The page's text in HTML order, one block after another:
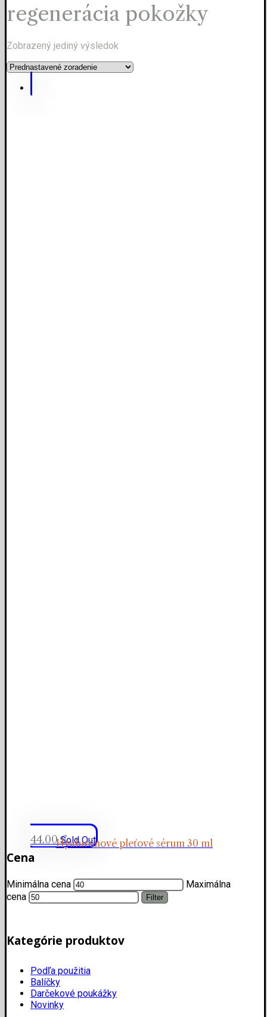
regenerácia pokožky
Zobrazený jediný výsledok
Hyalurónové pleťové sérum 30 ml
44.00€
Sold Out
Cena
Minimálna cena
Maximálna
cena
Filter
Kategórie produktov
Podľa použitia
Balíčky
Darčekové poukážky
Novinky